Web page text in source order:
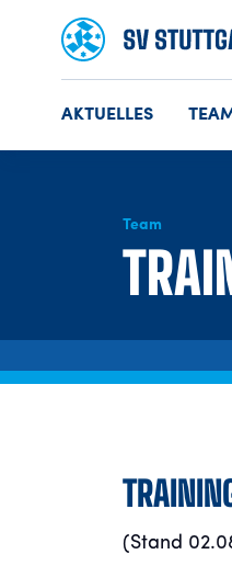
AKTUELLES
Team
(Stand